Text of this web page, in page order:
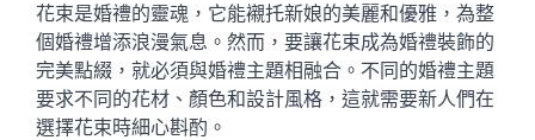
花束是婚禮的靈魂，它能襯托新娘的美麗和優雅，為整
個婚禮增添浪漫氣息。然而，要讓花束成為婚禮裝飾的
完美點綴，就必須與婚禮主題相融合。不同的婚禮主題
要求不同的花材、顏色和設計風格，這就需要新人們在
選擇花束時細心斟酌。